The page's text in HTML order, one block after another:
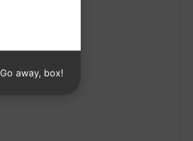
Go away, box!